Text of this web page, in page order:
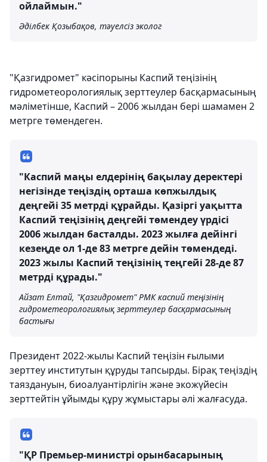
ойлаймын."
Әділбек Қозыбақов, тәуелсіз эколог
"Қазгидромет" кәсіпорыны Каспий теңізінің
гидрометеорологиялық зерттеулер басқармасының
мәліметінше, Каспий – 2006 жылдан бері шамамен 2
метрге төмендеген.
"Каспий маңы елдерінің бақылау деректері
негізінде теңіздің орташа көпжылдық
деңгейі 35 метрді құрайды. Қазіргі уақытта
Каспий теңізінің деңгейі төмендеу үрдісі
2006 жылдан басталды. 2023 жылға дейінгі
кезеңде ол 1-де 83 метрге дейін төмендеді.
2023 жылы Каспий теңізінің теңгейі 28-де 87
метрді құрады."
Айзат Елтай, "Қазгидромет" РМК каспий теңізінің
гидрометеорологиялық зерттеулер басқармасының
бастығы
Президент 2022-жылы Каспий теңізін ғылыми
зерттеу институтын құруды тапсырды. Бірақ теңіздің
таяздануын, биоалуантірлігін және экожүйесін
зерттейтін ұйымды құру жұмыстары әлі жалғасуда.
"ҚР Премьер-министрі орынбасарының